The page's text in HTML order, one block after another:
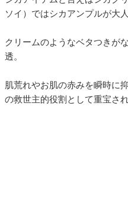
ソイ）ではシカアンプルが大人
クリームのようなベタつきが
透。
肌荒れやお肌の赤みを瞬時に
の救世主的役割として重宝され